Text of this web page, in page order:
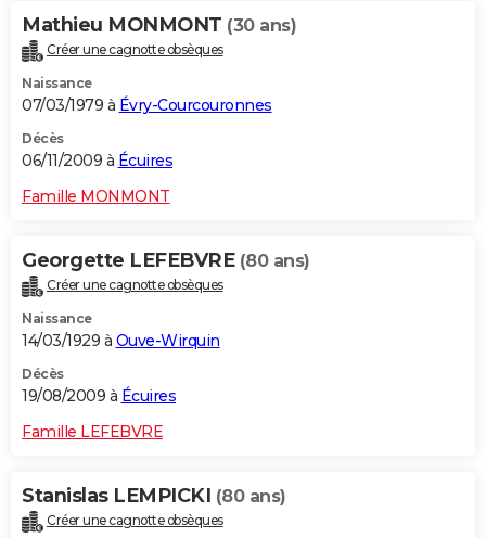
Mathieu MONMONT (30 ans)
Créer une cagnotte obsèques
Naissance
07/03/1979 à Évry-Courcouronnes
Décès
06/11/2009 à Écuires
Famille MONMONT
Georgette LEFEBVRE (80 ans)
Créer une cagnotte obsèques
Naissance
14/03/1929 à Ouve-Wirquin
Décès
19/08/2009 à Écuires
Famille LEFEBVRE
Stanislas LEMPICKI (80 ans)
Créer une cagnotte obsèques